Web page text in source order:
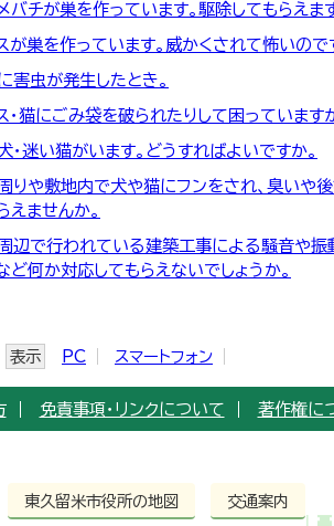
バチが巣を作っています。駆除してもらえま
が巣を作っています。威かくされて怖いので
害虫が発生したとき。
・猫にごみ袋を破られたりして困っています
・迷い猫がいます。どうすればよいですか。
りや敷地内で犬や猫にフンをされ、臭いや
えませんか。
辺で行われている建築工事による騒音や振
ど何か対応してもらえないでしょうか。
表示 PC スマートフォン
免責事項・リンクについて 著作権に
東久留米市役所の地図
交通案内